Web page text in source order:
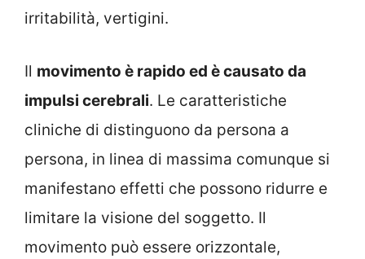
irritabilità, vertigini.
Il movimento è rapido ed è causato da
impulsi cerebrali. Le caratteristiche
cliniche di distinguono da persona a
persona, in linea di massima comunque si
manifestano effetti che possono ridurre e
limitare la visione del soggetto. Il
movimento può essere orizzontale,